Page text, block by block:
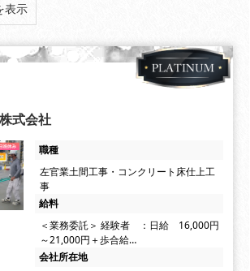
表示
式会社
職種
左官業土間工事・コンクリート床仕上工
事
給料
＜業務委託＞ 経験者 ：日給 16,000円
～21,000円＋歩合給…
会社所在地